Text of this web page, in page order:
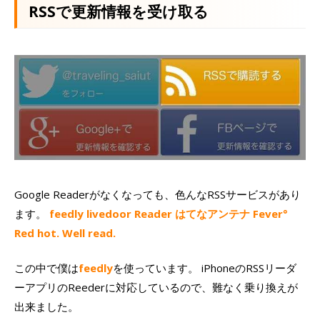
RSSで更新情報を受け取る
Google Readerがなくなっても、色んなRSSサービスがあり
ます。 feedly livedoor Reader はてなアンテナ Fever°
Red hot. Well read.
この中で僕はfeedlyを使っています。 iPhoneのRSSリーダ
ーアプリのReederに対応しているので、難なく乗り換えが
出来ました。